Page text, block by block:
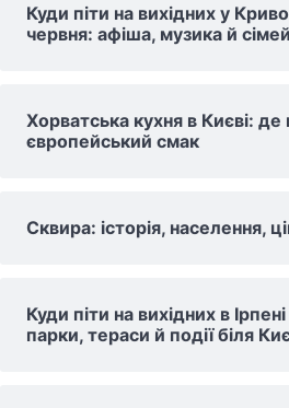
Куди піти на вихідних у
червня: афіша, музика й
Хорватська кухня в Києві:
європейський смак
Сквира: історія, населення,
Куди піти на вихідних в
парки, тераси й події біля